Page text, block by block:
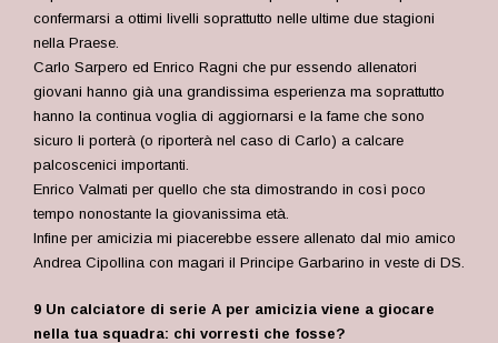
confermarsi a ottimi livelli soprattutto nelle ultime due stagioni
nella Praese.
Carlo Sarpero ed Enrico Ragni che pur essendo allenatori
giovani hanno già una grandissima esperienza ma soprattutto
hanno la continua voglia di aggiornarsi e la fame che sono
sicuro li porterà (o riporterà nel caso di Carlo) a calcare
palcoscenici importanti.
Enrico Valmati per quello che sta dimostrando in così poco
tempo nonostante la giovanissima età.
Infine per amicizia mi piacerebbe essere allenato dal mio amico
Andrea Cipollina con magari il Principe Garbarino in veste di DS.
9 Un calciatore di serie A per amicizia viene a giocare
nella tua squadra: chi vorresti che fosse?